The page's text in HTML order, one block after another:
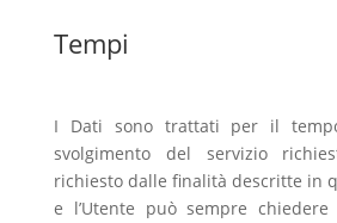
Tempi
I Dati sono trattati per il
svolgimento del servizio
richiesto dalle finalità descritte in
e l’Utente può sempre chiedere